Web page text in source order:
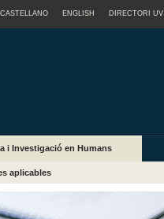
CASTELLANO ENGLISH DIRECTORI UV
i Investigació en Humans
aplicables